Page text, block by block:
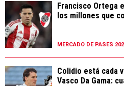
Francisco Ortega
los millones que
MERCADO DE PASES
Colidio está cada
Vasco Da Gama: